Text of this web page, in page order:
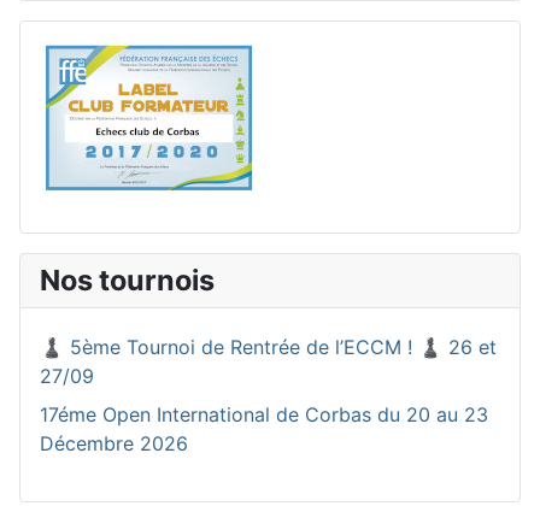
Nos tournois
♟️ 5ème Tournoi de Rentrée de l’ECCM ! ♟️ 26 et
27/09
17éme Open International de Corbas du 20 au 23
Décembre 2026